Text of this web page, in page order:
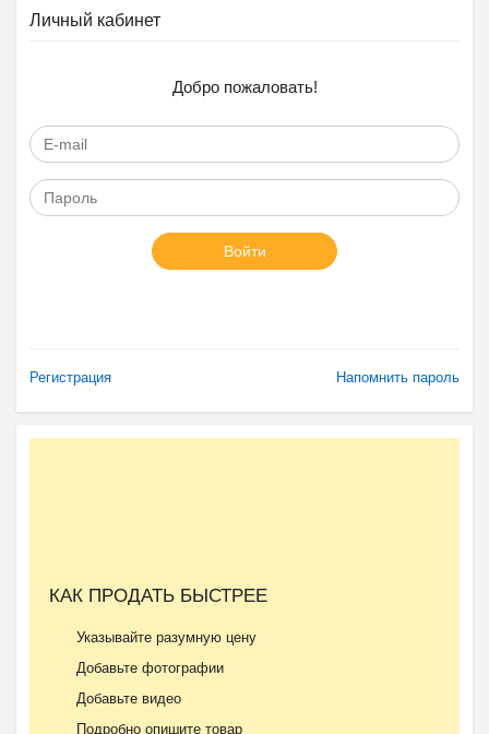
Личный кабинет
Добро пожаловать!
Войти
Регистрация Напомнить пароль
КАК ПРОДАТЬ БЫСТРЕЕ
Указывайте разумную цену
Добавьте фотографии
Добавьте видео
Подробно опишите товар